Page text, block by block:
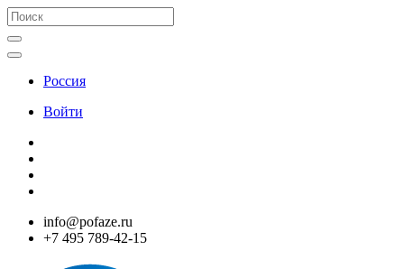
Россия
Войти
info@pofaze.ru
+7 495 789-42-15